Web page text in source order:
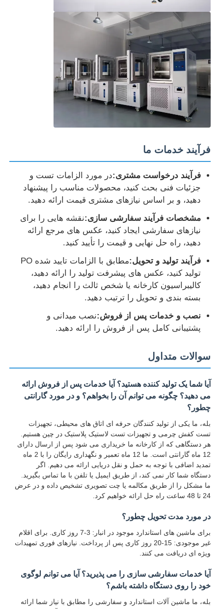
فرآیند خدمات ما
فرآیند درخواست مشتری:در مورد الزامات تست و
جزئیات فنی بحث کنید، محصولات مناسب را پیشنهاد
دهید، و بر اساس نیازهای مشتری قیمت ارائه دهید.
مشخصات فرآیند سفارشی سازی:نقشه هایی را برای
نیازهای سفارشی ایجاد کنید، عکس های مرجع ارائه
دهید، راه حل نهایی و قیمت را تأیید کنید.
فرآیند تولید و تحویل:
مطابق با الزامات تایید شده PO
تولید کنید، عکس های پیشرفت تولید را ارائه دهید،
کالیبراسیون کارخانه یا شخص ثالث را انجام دهید،
بسته بندی و تحویل را ترتیب دهید.
نصب و خدمات پس از فروش:نصب میدانی و
پشتیبانی کامل پس از فروش را ارائه دهید.
سوالات متداول
آیا شما یک تولید کننده هستید؟ آیا خدمات پس از فروش ارائه
می دهید؟ چگونه می توانم آن را بخواهم؟ و در مورد گارانتی
چطور؟
بله، ما یکی از تولید کنندگان حرفه ای اتاق های محیطی، تجهیزات
تست کفش چرمی و تجهیزات تست لاستیک پلاستیک در چین هستیم.
هر دستگاهی که از کارخانه ما خریداری می شود پس از ارسال دارای
12 ماه گارانتی است. ما 12 ماه تعمیر و نگهداری رایگان را با 2 ماه
تمدید اضافی با توجه به حمل و نقل دریایی ارائه می دهیم. اگر
دستگاه شما کار نمی کند، از طریق ایمیل یا تلفن با ما تماس بگیرید.
ما مشکل را از طریق مکالمه یا چت تصویری تشخیص داده و در عرض
24 تا 48 ساعت راه حل ارائه خواهیم کرد.
در مورد مدت تحویل چطور؟
برای ماشین های استاندارد موجود در انبار: 3-7 روز کاری. برای اقلام
غیر موجودی: 15-20 روز کاری پس از پرداخت. نیازهای فوری تمهیدات
ویژه ای دریافت می کنند.
آیا خدمات سفارشی سازی را می پذیرید؟ آیا می توانم لوگوی
خود را روی دستگاه داشته باشم؟
بله، ما ماشین آلات استاندارد و سفارشی را مطابق با نیاز شما ارائه